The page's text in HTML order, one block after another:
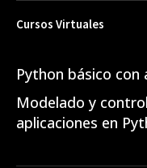
Cursos Virtuales
Python básico
Modelado y
aplicaciones en